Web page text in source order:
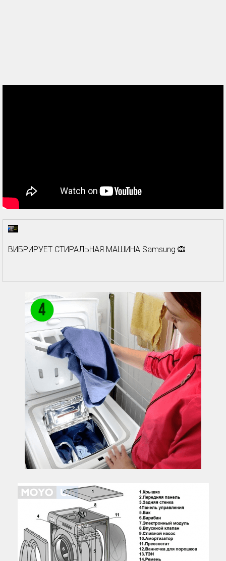
ВИБРИРУЕТ СТИРАЛЬНАЯ МАШИНА Samsung 🙉